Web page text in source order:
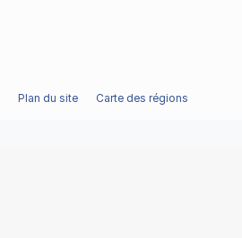
Plan du site Carte des régions